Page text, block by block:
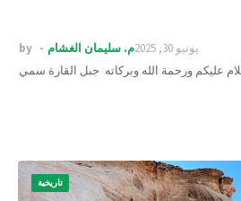
by م. سليمان الغشام
يونيو 30, 2025
عليكم ورحمة الله وبركاته جبل القارة سمي
تاريخية